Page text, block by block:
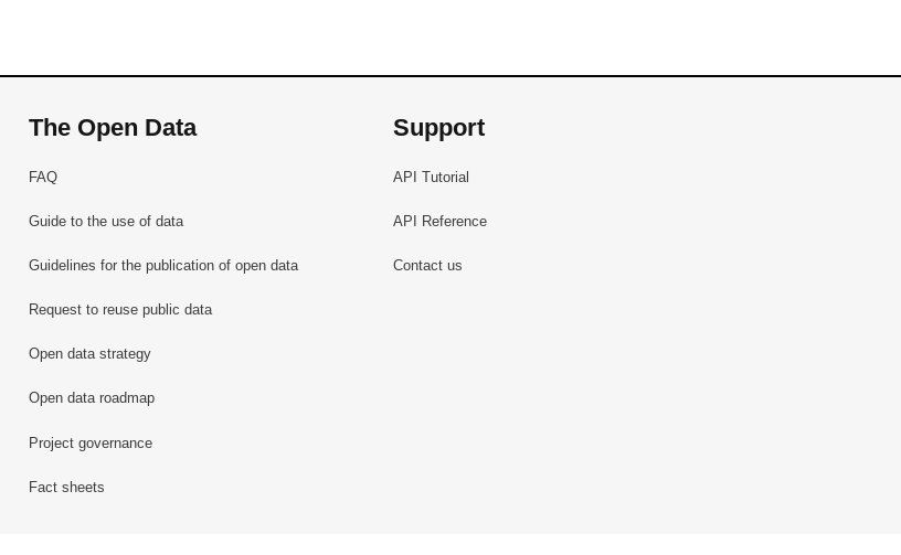
The Open Data
FAQ
Guide to the use of data
Guidelines for the publication of open data
Request to reuse public data
Open data strategy
Open data roadmap
Project governance
Fact sheets
Support
API Tutorial
API Reference
Contact us